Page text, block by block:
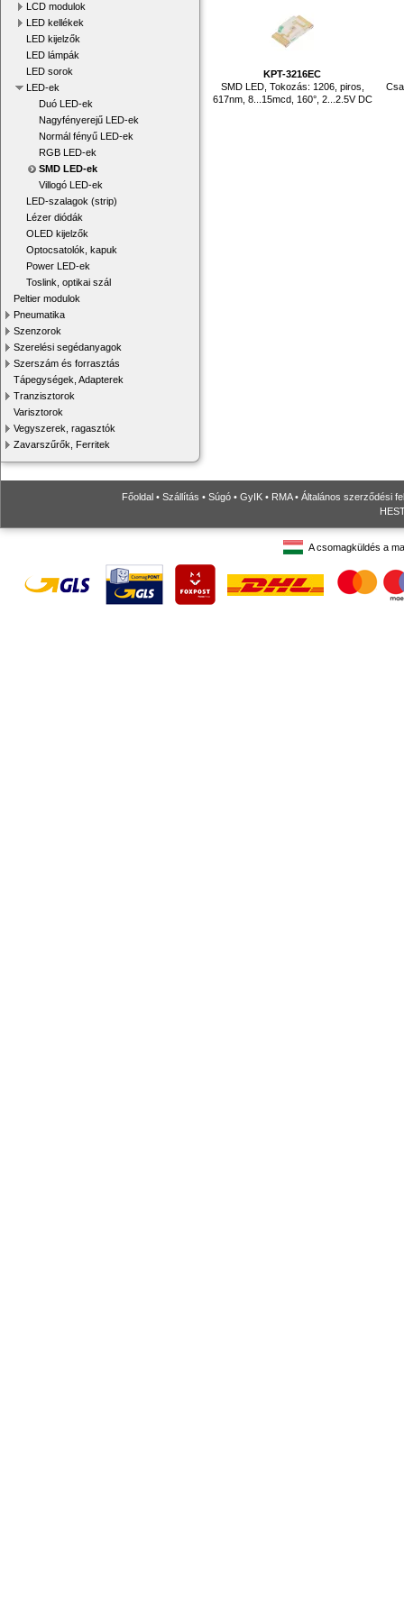
LCD modulok
LED kellékek
LED kijelzők
LED lámpák
LED sorok
LED-ek
Duó LED-ek
Nagyfényerejű LED-ek
Normál fényű LED-ek
RGB LED-ek
SMD LED-ek
Villogó LED-ek
LED-szalagok (strip)
Lézer diódák
OLED kijelzők
Optocsatolók, kapuk
Power LED-ek
Toslink, optikai szál
Peltier modulok
Pneumatika
Szenzorok
Szerelési segédanyagok
Szerszám és forrasztás
Tápegységek, Adapterek
Tranzisztorok
Varisztorok
Vegyszerek, ragasztók
Zavarszűrők, Ferritek
KPT-3216EC
SMD LED, Tokozás: 1206, piros,
617nm, 8...15mcd, 160°, 2...2.5V DC
Főoldal • Szállítás • Súgó • GyIK • RMA• Általános szerződési
A csomagküldés a